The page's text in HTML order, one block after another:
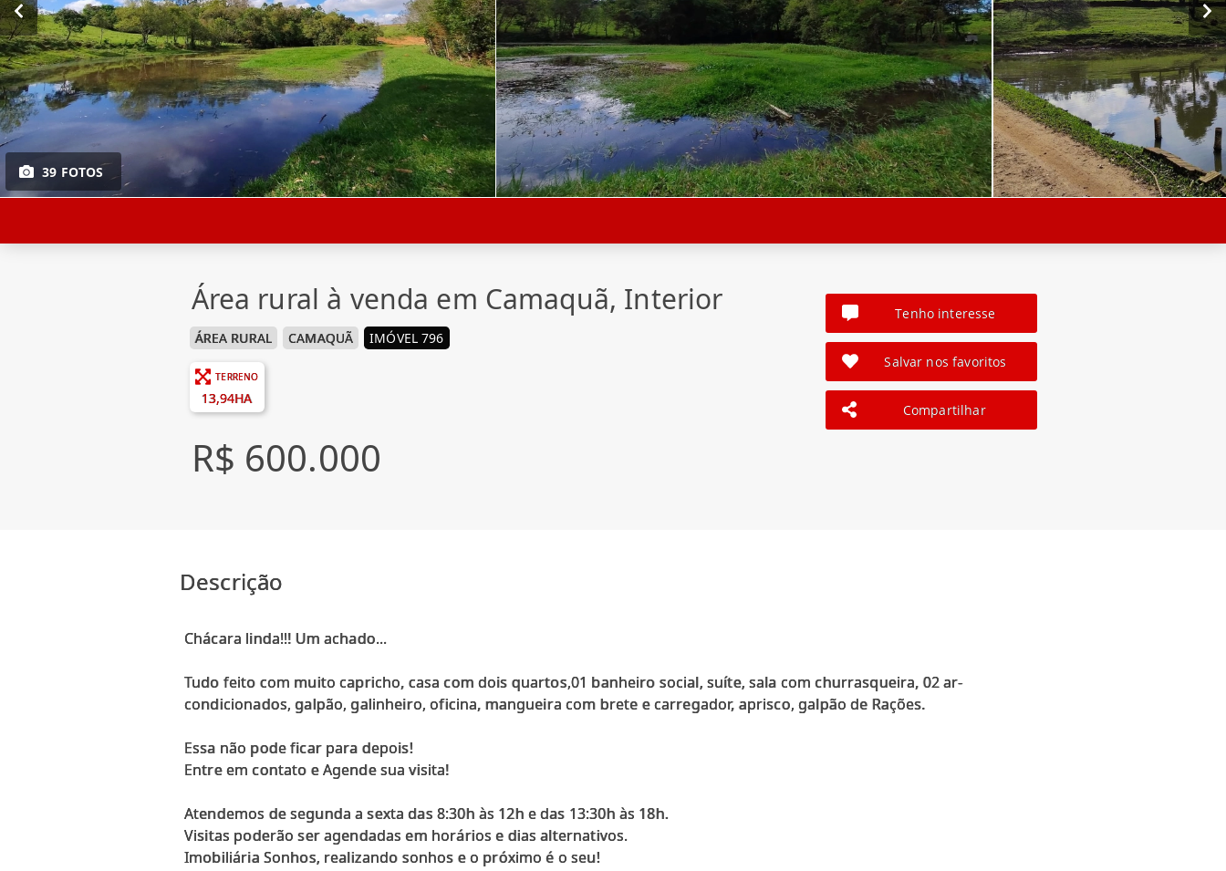
39 FOTOS
Área rural à venda em Camaquã, Interior
ÁREA RURAL CAMAQUÃ IMÓVEL 796
TERRENO
13,94HA
R$ 600.000
Tenho interesse
Salvar nos favoritos
Compartilhar
Descrição
Chácara linda!!! Um achado...
Tudo feito com muito capricho, casa com dois quartos,01 banheiro social, suíte, sala com churrasqueira, 02 ar-
condicionados, galpão, galinheiro, oficina, mangueira com brete e carregador, aprisco, galpão de Rações.
Essa não pode ficar para depois!
Entre em contato e Agende sua visita!
Atendemos de segunda a sexta das 8:30h às 12h e das 13:30h às 18h.
Visitas poderão ser agendadas em horários e dias alternativos.
Imobiliária Sonhos, realizando sonhos e o próximo é o seu!